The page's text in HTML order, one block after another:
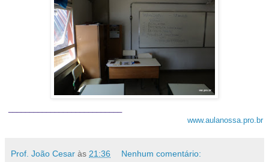
www.aulanossa.pro.br
Prof. João Cesar às 21:36 Nenhum comentário: